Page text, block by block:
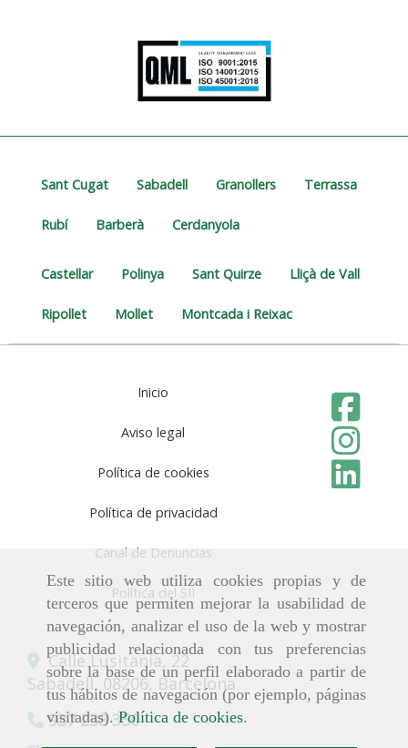
Este sitio web utiliza cookies propias y de
terceros que permiten mejorar la usabilidad de
navegación, analizar el uso de la web y mostrar
publicidad relacionada con tus preferencias
sobre la base de un perfil elaborado a partir de
tus hábitos de navegación (por ejemplo, páginas
visitadas).Política de cookies.
Sant Cugat Sabadell Granollers Terrassa
Rubí Barberà Cerdanyola
Castellar Polinya Sant Quirze Lliçà de Vall
Ripollet Mollet Montcada i Reixac
Inicio
Aviso legal
Política de cookies
Política de privacidad
Canal de Denuncias
Política del SII
Calle Lusitania, 22
Sabadell, 08206, Barcelona
937 238 350